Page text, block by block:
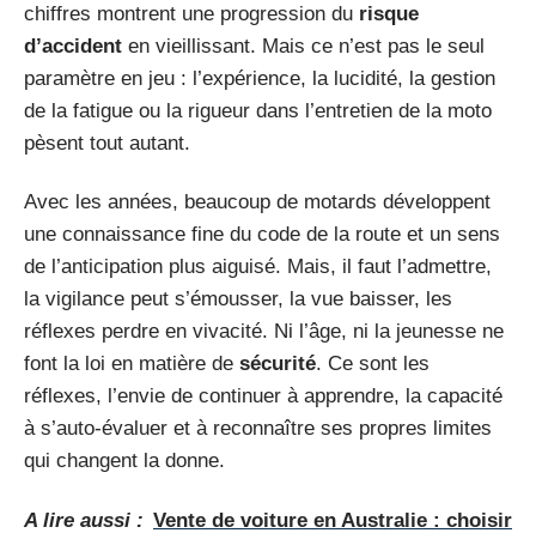
chiffres montrent une progression du risque
d’accident en vieillissant. Mais ce n’est pas le seul
paramètre en jeu : l’expérience, la lucidité, la gestion
de la fatigue ou la rigueur dans l’entretien de la moto
pèsent tout autant.
Avec les années, beaucoup de motards développent
une connaissance fine du code de la route et un sens
de l’anticipation plus aiguisé. Mais, il faut l’admettre,
la vigilance peut s’émousser, la vue baisser, les
réflexes perdre en vivacité. Ni l’âge, ni la jeunesse ne
font la loi en matière de sécurité. Ce sont les
réflexes, l’envie de continuer à apprendre, la capacité
à s’auto-évaluer et à reconnaître ses propres limites
qui changent la donne.
A lire aussi : Vente de voiture en Australie : choisir